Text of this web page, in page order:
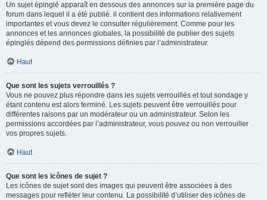
Un sujet épinglé apparaît en dessous des annonces sur la première page du
forum dans lequel il a été publié. il contient des informations relativement
importantes et vous devez le consulter régulièrement. Comme pour les
annonces et les annonces globales, la possibilité de publier des sujets
épinglés dépend des permissions définies par l’administrateur.
Haut
Que sont les sujets verrouillés ?
Vous ne pouvez plus répondre dans les sujets verrouillés et tout sondage y
étant contenu est alors terminé. Les sujets peuvent être verrouillés pour
différentes raisons par un modérateur ou un administrateur. Selon les
permissions accordées par l’administrateur, vous pouvez ou non verrouiller
vos propres sujets.
Haut
Que sont les icônes de sujet ?
Les icônes de sujet sont des images qui peuvent être associées à des
messages pour refléter leur contenu. La possibilité d’utiliser des icônes de